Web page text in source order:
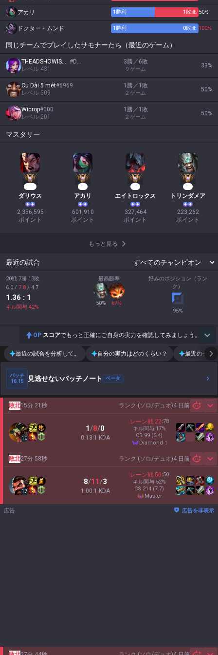
アカリ 1 勝利 1敗北 50%
ドクター・ムンド 1 勝利 0敗北 100%
同じチームでプレイしたサモナーたち（最近のゲーム）
THEADSHOWISBACK #DMN
レベル 431
3勝／6敗
9 ゲーム
33%
Cu Dài 5 mét#6969
レベル 509
1勝／1敗
2 ゲーム
50%
Wicrop#000
レベル 201
1勝／1敗
2 ゲーム
50%
マスタリー
ダリウス
2,356,595
ポイント
アカリ
601,910
ポイント
エイトロックス
327,464
ポイント
トリンダメア
223,262
ポイント
もっと見る
最近の試合
20戦 7勝 13敗
6.0 / 7.8 / 4.7
1.36 : 1
キル関与 42%
最高勝率
50% 67%
好みのポジション（ラン
ク）
95%
OP スコアでもっと正確にご自身の実力を確認してみましょう。
最近の試合を分析して。 自分の実力はどのくらい？ 最近のチー
パッチ
16.15
見逃せないパッチノート ベータ
ランク (ソロ/デュオ)4 日前
敗北15分 21秒
10
1/8/0
0.13:1 KDA
レーン戦 22:78
キル関与 17%
CS 99 (6.4)
diamond 1
ランク (ソロ/デュオ)4 日前
敗北27分 58秒
17
8/11/3
1.00:1 KDA
レーン戦 50:50
キル関与 52%
CS 214 (7.7)
master
広告 広告を非表示